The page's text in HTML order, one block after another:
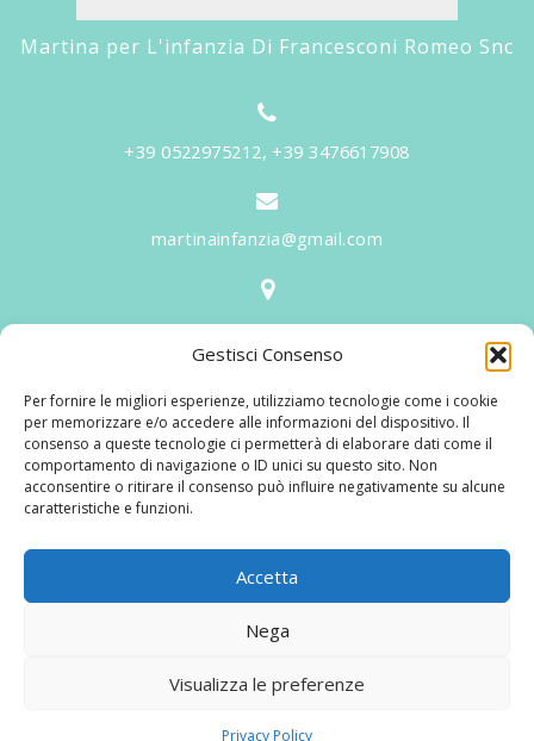
Gestisci Consenso
Per fornire le migliori esperienze, utilizziamo tecnologie come i cookie
per memorizzare e/o accedere alle informazioni del dispositivo. Il
consenso a queste tecnologie ci permetterà di elaborare dati come il
comportamento di navigazione o ID unici su questo sito. Non
acconsentire o ritirare il consenso può influire negativamente su alcune
caratteristiche e funzioni.
Accetta
Nega
Visualizza le preferenze
Privacy Policy
Martina per L'infanzia Di Francesconi Romeo Snc
+39 0522975212, +39 3476617908
martinainfanzia@gmail.com
V.le Tiziano, 20 - 42046 Reggiolo
Martina per l'Infanzia, un nome ed un progetto che
nasce prima di tutto da una provata esperienza
maturata sul campo dal suo fondatore in 25 anni di
lavoro. La didattica rivolta al bambino nei suoi primi
aggiornandone continuamente i progetti educativi.
© 2025 Martina per L'infanzia Di Francesconi Romeo Snc | P.IVA:
Privacy policy